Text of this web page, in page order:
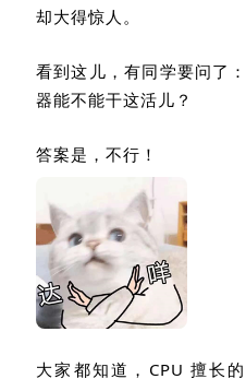
却大得惊人。
看到这儿，有同学要问了
器能不能干这活儿？
答案是，不行！
大家都知道， CPU 擅长